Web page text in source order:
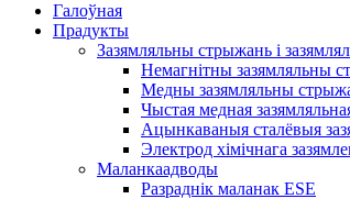
Галоўная
Прадукты
Зазямляльны стрыжань і
Немагнітны зазямляльны
Медны зазямляльны
Чыстая медная
Ацынкаваныя сталёвыя
Электрод хімічнага
Маланкаадводы
Разраднік маланак ESE